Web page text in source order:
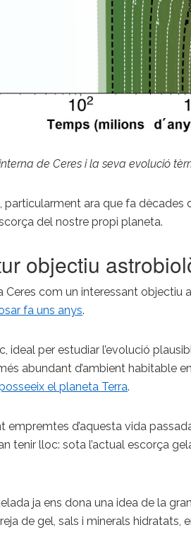
de Ceres i la seva evolució
particularment ara que fa
del nostre propi planeta.
objectiu
Ceres com un interessant
fa uns anys.
ideal per estudiar l’evolució
abundant d’ambient habitable
el planeta Terra.
empremtes d’aquesta vida
tenir lloc: sota l’actual escorça
ja ens dona una idea de la
de gel, sals i minerals